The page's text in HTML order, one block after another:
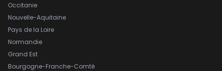
Occitanie
Nouvelle-Aquitaine
Pays de la Loire
Normandie
Grand Est
Bourgogne-Franche-Comté